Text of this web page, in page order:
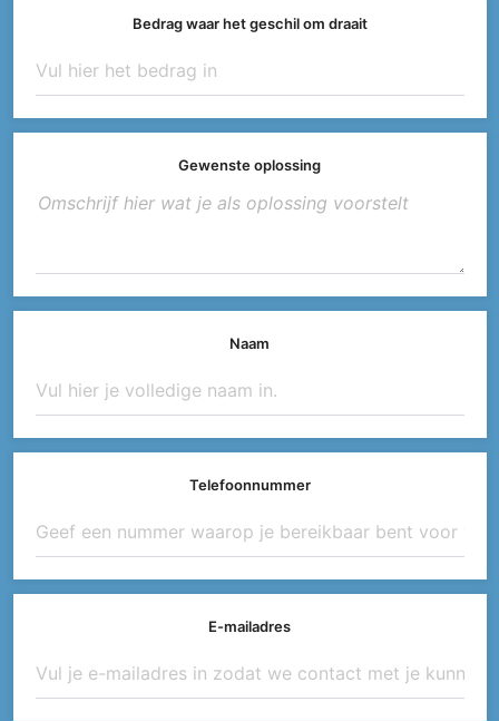
Bedrag waar het geschil om draait
Gewenste oplossing
Naam
Telefoonnummer
E-mailadres